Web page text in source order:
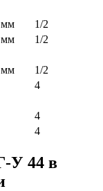
мм
1/2
мм
1/2
мм
1/2
4
4
4
У 44 в